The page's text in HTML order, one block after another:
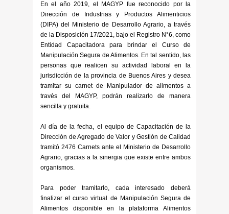
En el año 2019, el MAGYP fue reconocido por la
Dirección de Industrias y Productos Alimenticios
(DIPA) del Ministerio de Desarrollo Agrario, a través
de la Disposición 17/2021, bajo el Registro N°6, como
Entidad Capacitadora para brindar el Curso de
Manipulación Segura de Alimentos. En tal sentido, las
personas que realicen su actividad laboral en la
jurisdicción de la provincia de Buenos Aires y desea
tramitar su carnet de Manipulador de alimentos a
través del MAGYP, podrán realizarlo de manera
sencilla y gratuita.
Al día de la fecha, el equipo de Capacitación de la
Dirección de Agregado de Valor y Gestión de Calidad
tramitó 2476 Carnets ante el Ministerio de Desarrollo
Agrario, gracias a la sinergia que existe entre ambos
organismos.
Para poder tramitarlo, cada interesado deberá
finalizar el curso virtual de Manipulación Segura de
Alimentos disponible en la plataforma Alimentos